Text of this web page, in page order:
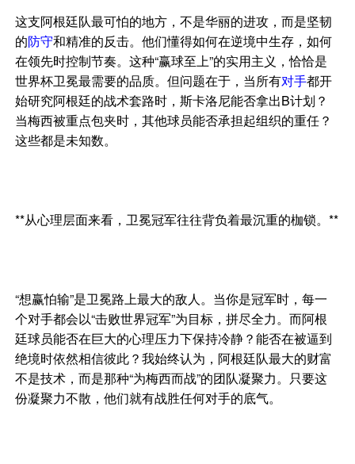
这支阿根廷队最可怕的地方，不是华丽的进攻，而是坚韧
的防守和精准的反击。他们懂得如何在逆境中生存，如何
在领先时控制节奏。这种“赢球至上”的实用主义，恰恰是
世界杯卫冕最需要的品质。但问题在于，当所有对手都开
始研究阿根廷的战术套路时，斯卡洛尼能否拿出B计划？
当梅西被重点包夹时，其他球员能否承担起组织的重任？
这些都是未知数。
**从心理层面来看，卫冕冠军往往背负着最沉重的枷锁。**
“想赢怕输”是卫冕路上最大的敌人。当你是冠军时，每一
个对手都会以“击败世界冠军”为目标，拼尽全力。而阿根
廷球员能否在巨大的心理压力下保持冷静？能否在被逼到
绝境时依然相信彼此？我始终认为，阿根廷队最大的财富
不是技术，而是那种“为梅西而战”的团队凝聚力。只要这
份凝聚力不散，他们就有战胜任何对手的底气。